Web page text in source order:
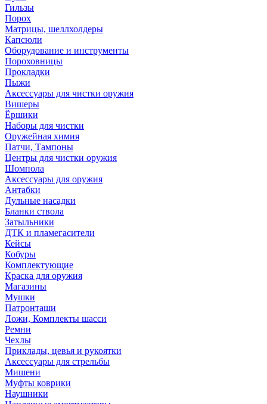
Гильзы
Порох
Матрицы, шеллхолдеры
Капсюли
Оборудование и инструменты
Пороховницы
Прокладки
Пыжи
Аксессуары для чистки оружия
Вишеры
Ёршики
Наборы для чистки
Оружейная химия
Патчи, Тампоны
Центры для чистки оружия
Шомпола
Аксессуары для оружия
Антабки
Дульные насадки
Бланки ствола
Затыльники
ДТК и пламегасители
Кейсы
Кобуры
Комплектующие
Краска для оружия
Магазины
Мушки
Патронташи
Ложи, Комплекты шасси
Ремни
Чехлы
Приклады, цевья и рукоятки
Аксессуары для стрельбы
Мишени
Муфты коврики
Наушники